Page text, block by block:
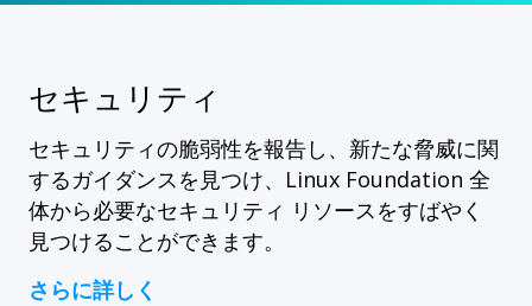
セキュリティ
セキュリティの脆弱性を報告し、新たな脅威に関
するガイダンスを見つけ、Linux Foundation 全
体から必要なセキュリティ リソースをすばやく
見つけることができます。
さらに詳しく